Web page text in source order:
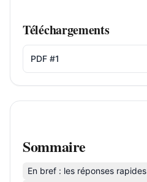
Téléchargements
PDF #1
Sommaire
En bref : les réponses rapides